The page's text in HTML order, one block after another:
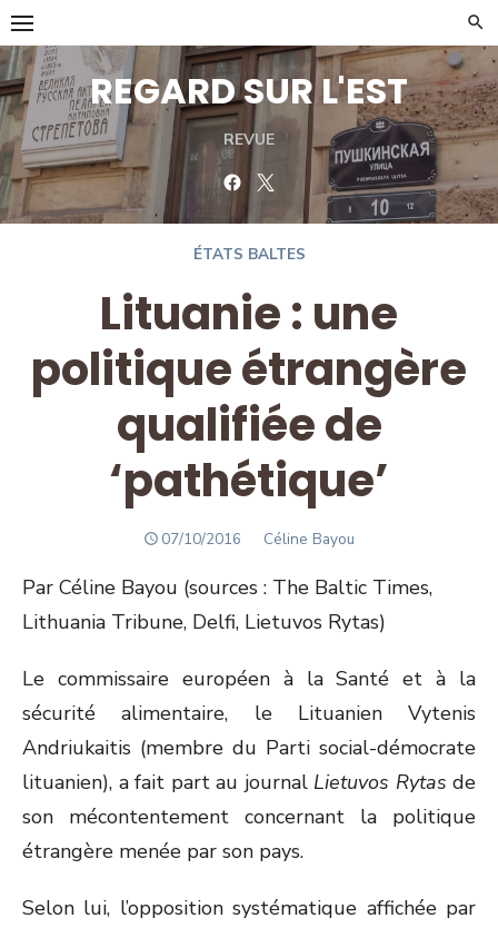
Skip
to
content
REGARD SUR L'EST
REVUE
FacebookTwitter
ÉTATS BALTES
Lituanie : une
politique étrangère
qualifiée de
‘pathétique’
POSTED
07/10/2016 Author
Céline Bayou
Par Céline Bayou (sources : The Baltic Times,
Lithuania Tribune, Delfi, Lietuvos Rytas)
Le commissaire européen à la Santé et à la
sécurité alimentaire, le Lituanien Vytenis
Andriukaitis (membre du Parti social-démocrate
lituanien), a fait part au journal Lietuvos Rytas de
son mécontentement concernant la politique
étrangère menée par son pays.
Selon lui, l’opposition systématique affichée par